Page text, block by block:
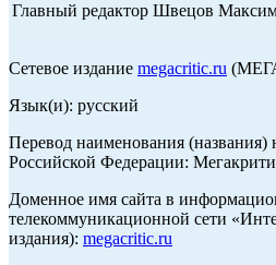
Главный редактор Швецов
Сетевое издание megacritic.ru
Язык(и): русский
Перевод наименования (названия)
Российской Федерации:
Доменное имя сайта в
телекоммуникационной сети
издания): megacritic.ru